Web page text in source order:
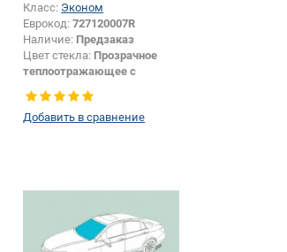
Класс: Эконом
Еврокод:727120007R
Наличие: Предзаказ
Цвет стекла: Прозрачное
теплоотражающее с
шумоизоляцией
Изменение логотипа
безопасности +
Добавить в сравнение